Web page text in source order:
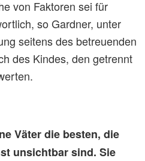
von Faktoren sei für
so Gardner, unter
seitens des betreuenden
des Kindes, den getrennt
Väter die besten, die
unsichtbar sind. Sie